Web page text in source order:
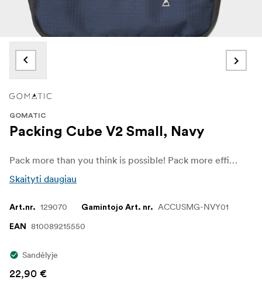
GOMATIC
Packing Cube V2 Small, Navy
Pack more than you think is possible! Pack more efficiently with the small Gomatic Packing Cube.
Skaityti daugiau
Art.nr. 129070 Gamintojo Art. nr. ACCUSMG-NVY01
EAN 810089215550
Sandėlyje
22,90 €